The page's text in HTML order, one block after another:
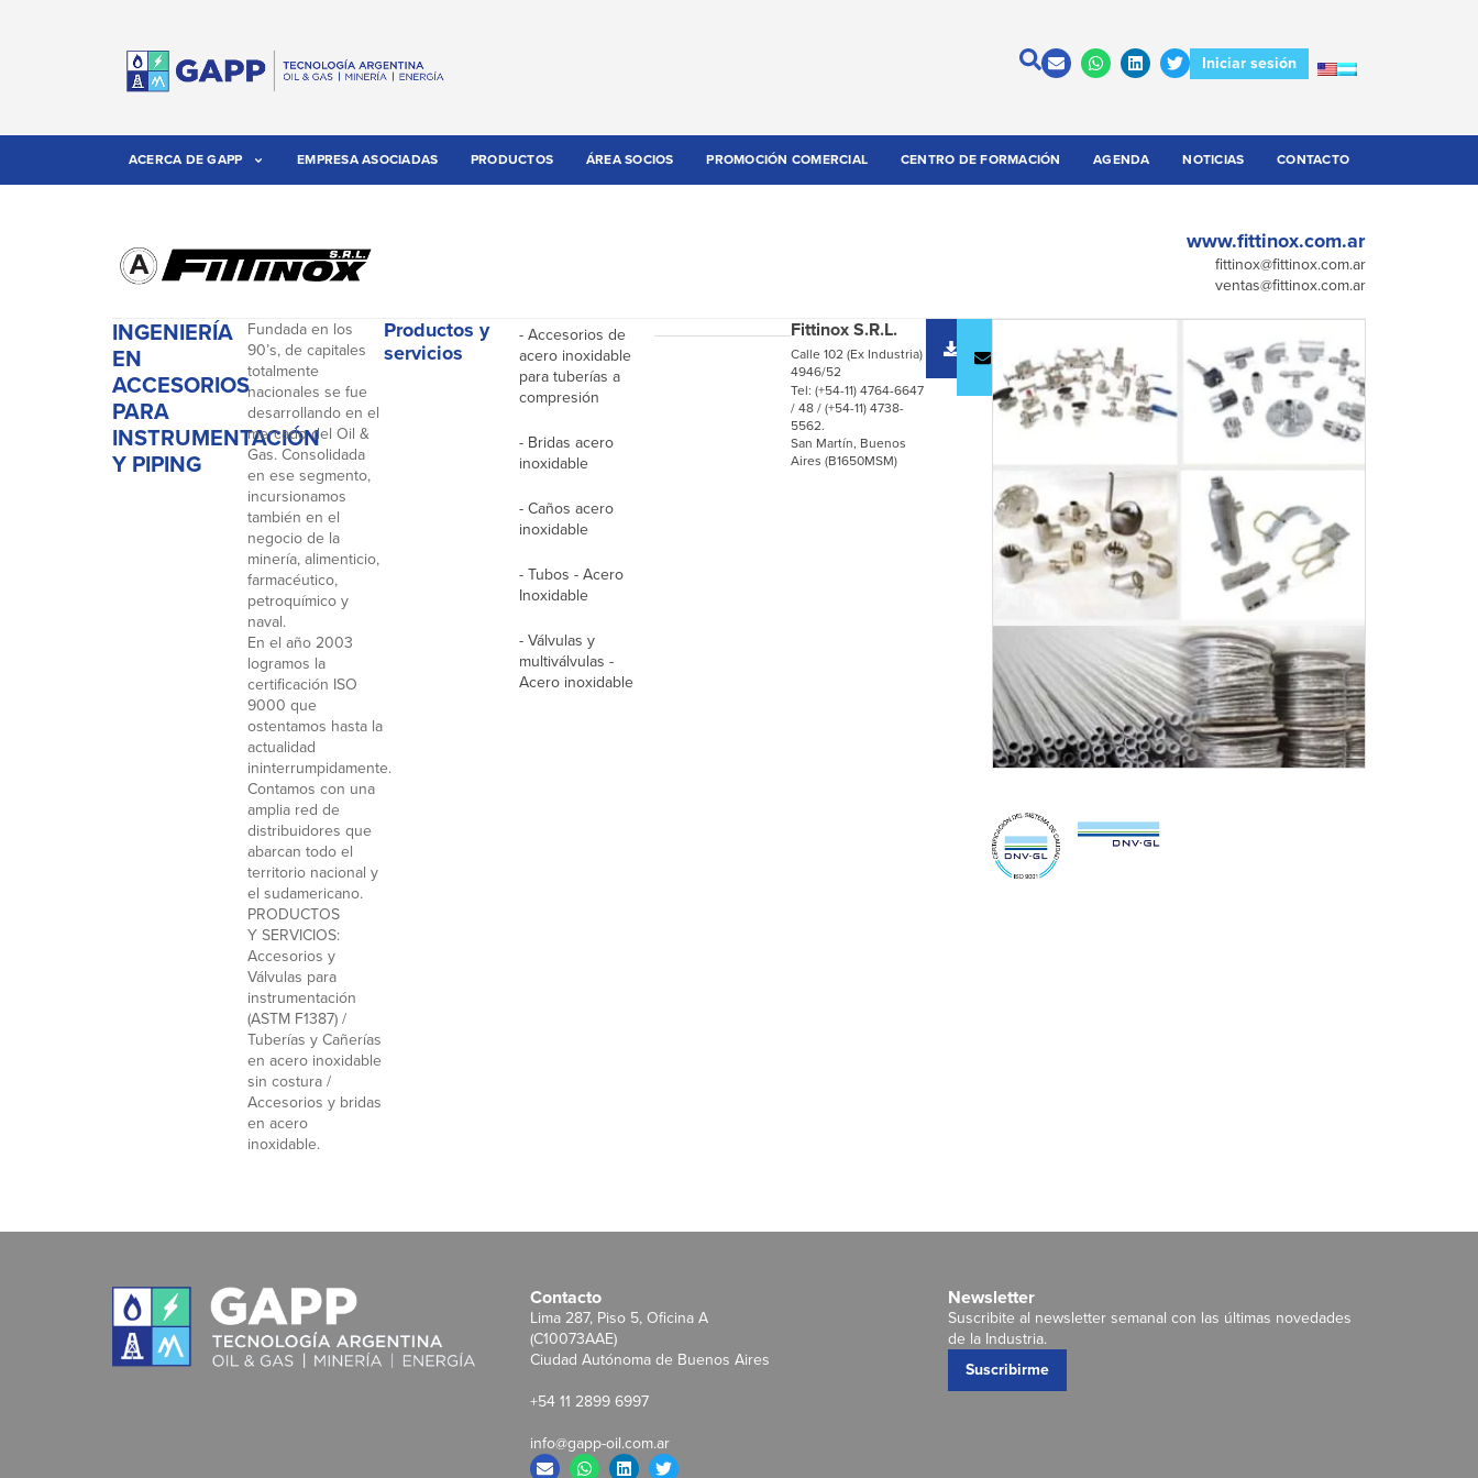
Iniciar sesión
ACERCA DE GAPP EMPRESA ASOCIADAS PRODUCTOS ÁREA SOCIOS PROMOCIÓN COMERCIAL CENTRO DE FORMACIÓN AGENDA NOTICIAS CONTACTO
www.fittinox.com.ar
fittinox@fittinox.com.ar
ventas@fittinox.com.ar
INGENIERÍA
EN
ACCESORIOS
PARA
INSTRUMENTACIÓN
Y PIPING
Fundada en los
90’s, de capitales
totalmente
nacionales se fue
desarrollando en el
mercado del Oil &
Gas. Consolidada
en ese segmento,
incursionamos
también en el
negocio de la
minería, alimenticio,
farmacéutico,
petroquímico y
naval.
En el año 2003
logramos la
certificación ISO
9000 que
ostentamos hasta la
actualidad
ininterrumpidamente.
Contamos con una
amplia red de
distribuidores que
abarcan todo el
territorio nacional y
el sudamericano.
PRODUCTOS
Y SERVICIOS:
Accesorios y
Válvulas para
instrumentación
(ASTM F1387) /
Tuberías y Cañerías
en acero inoxidable
sin costura /
Accesorios y bridas
en acero
inoxidable.
Productos y
servicios
- Accesorios de
acero inoxidable
para tuberías a
compresión
- Bridas acero
inoxidable
- Caños acero
inoxidable
- Tubos - Acero
Inoxidable
- Válvulas y
multiválvulas -
Acero inoxidable
Fittinox S.R.L.
Calle 102 (Ex Industria)
4946/52
Tel: (+54-11) 4764-6647
/ 48 / (+54-11) 4738-
5562.
San Martín, Buenos
Aires (B1650MSM)
catálogo
a la
empresa
Contacto
Lima 287, Piso 5, Oficina A
(C10073AAE)
Ciudad Autónoma de Buenos Aires
+54 11 2899 6997
info@gapp-oil.com.ar
Newsletter
Suscribite al newsletter semanal con las últimas novedades
de la Industria.
Suscribirme